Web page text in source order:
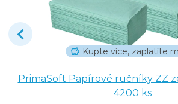
Kupte více, zaplatíte
PrimaSoft Papírové ručníky ZZ
4200 ks